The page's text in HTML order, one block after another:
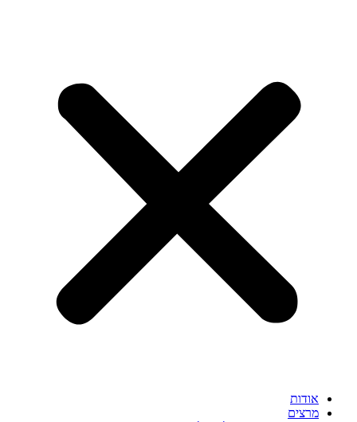
אודות
מרצים